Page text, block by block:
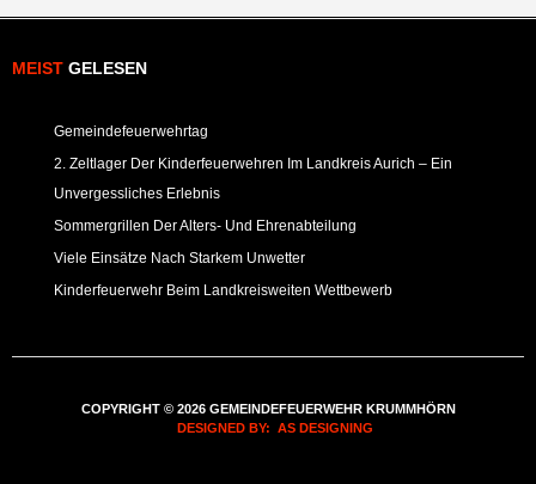
MEIST GELESEN
Gemeindefeuerwehrtag
2. Zeltlager Der Kinderfeuerwehren Im Landkreis Aurich – Ein
Unvergessliches Erlebnis
Sommergrillen Der Alters- Und Ehrenabteilung
Viele Einsätze Nach Starkem Unwetter
Kinderfeuerwehr Beim Landkreisweiten Wettbewerb
COPYRIGHT © 2026 GEMEINDEFEUERWEHR KRUMMHÖRN
DESIGNED BY: AS DESIGNING